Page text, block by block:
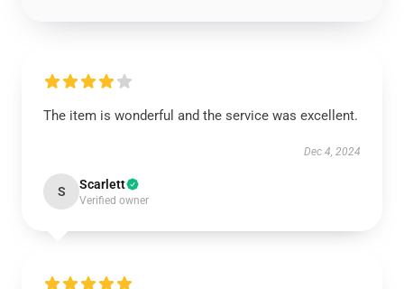
The item is wonderful and the service was excellent.
Dec 4, 2024
S Scarlett
Verified owner